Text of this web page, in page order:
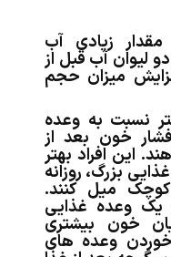
مقدار زیادی آب
لیوان آب قبل از
میزان حجم
نسبت به وعده
خون بعد از
این افراد بهتر
بزرگ، روزانه
میل کنند.
وعده غذایی
خون بیشتری
خوردن وعده های